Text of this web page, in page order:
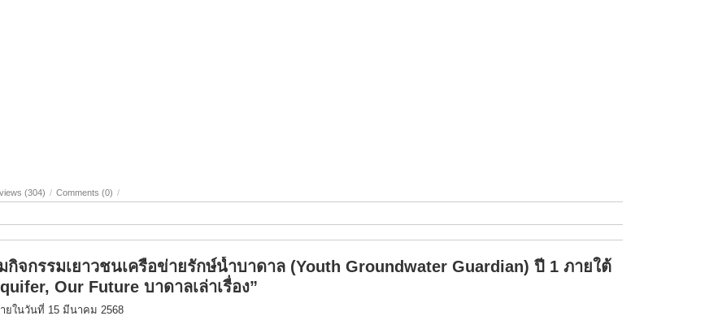
(304) / Comments (0) /
กิจกรรมเยาวชนเครือข่ายรักษ์น้ำบาดาล (Youth Groundwater Guardian) ปี 1 ภายใต้
Our Future บาดาลเล่าเรื่อง”
ยในวันที่ 15 มีนาคม 2568